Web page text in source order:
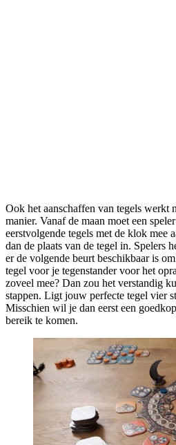
Ook het aanschaffen van tegels werkt
manier. Vanaf de maan moet een
eerstvolgende tegels met de klok mee
dan de plaats van de tegel in. Spelers
er de volgende beurt beschikbaar is
tegel voor je tegenstander voor het
zoveel mee? Dan zou het verstandig
stappen. Ligt jouw perfecte tegel vier
Misschien wil je dan eerst een
bereik te komen.